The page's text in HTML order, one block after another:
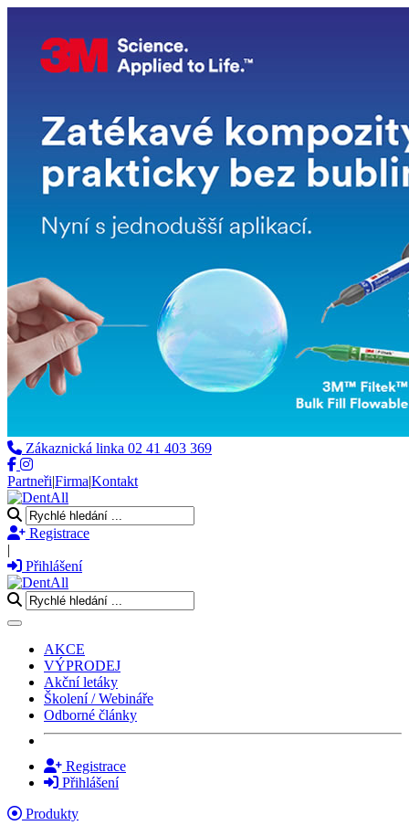
Zákaznická linka 02 41 403 369
Partneři|Firma|Kontakt
Registrace
|
Přihlášení
Toggle navigation
AKCE
VÝPRODEJ
Akční letáky
Školení / Webináře
Odborné články
Registrace
Přihlášení
Produkty